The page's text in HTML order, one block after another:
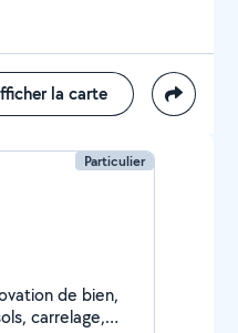
la carte
Particulier
de bien,
carrelage,